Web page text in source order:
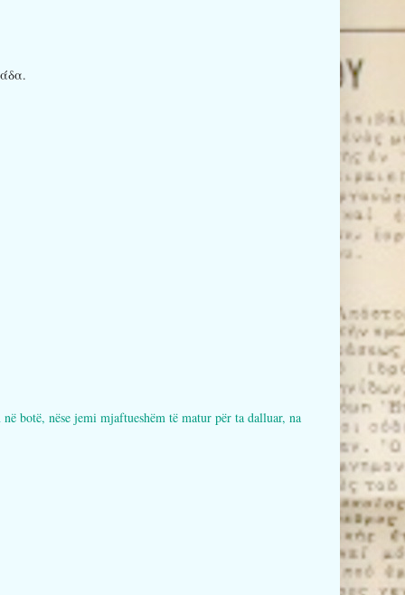
nëse jemi mjaftueshëm të matur për ta dalluar, na